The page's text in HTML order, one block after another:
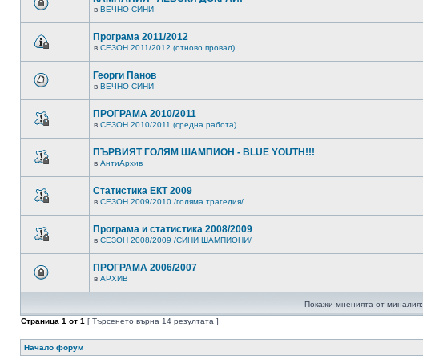
в ВЕЧНО СИНИ
Програма 2011/2012
в СЕЗОН 2011/2012 (отново провал)
Георги Панов
в ВЕЧНО СИНИ
ПРОГРАМА 2010/2011
в СЕЗОН 2010/2011 (средна работа)
ПЪРВИЯТ ГОЛЯМ ШАМПИОН - BLUE YOUTH!!!
в АнтиАрхив
Статистика ЕКТ 2009
в СЕЗОН 2009/2010 /голяма трагедия/
Програма и статистика 2008/2009
в СЕЗОН 2008/2009 /СИНИ ШАМПИОНИ/
ПРОГРАМА 2006/2007
в АРХИВ
Покажи мненията от миналия:
Страница 1 от 1 [ Търсенето върна 14 резултата ]
Начало форум